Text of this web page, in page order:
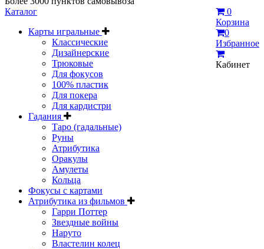
0
Корзина
0
Избранное
Кабинет
Каталог
Карты игральные
Классические
Дизайнерские
Трюковые
Для фокусов
100% пластик
Для покера
Для кардистри
Гадания
Таро (гадальные)
Руны
Атрибутика
Оракулы
Амулеты
Кольца
Фокусы с картами
Атрибутика из фильмов
Гарри Поттер
Звездные войны
Наруто
Властелин колец